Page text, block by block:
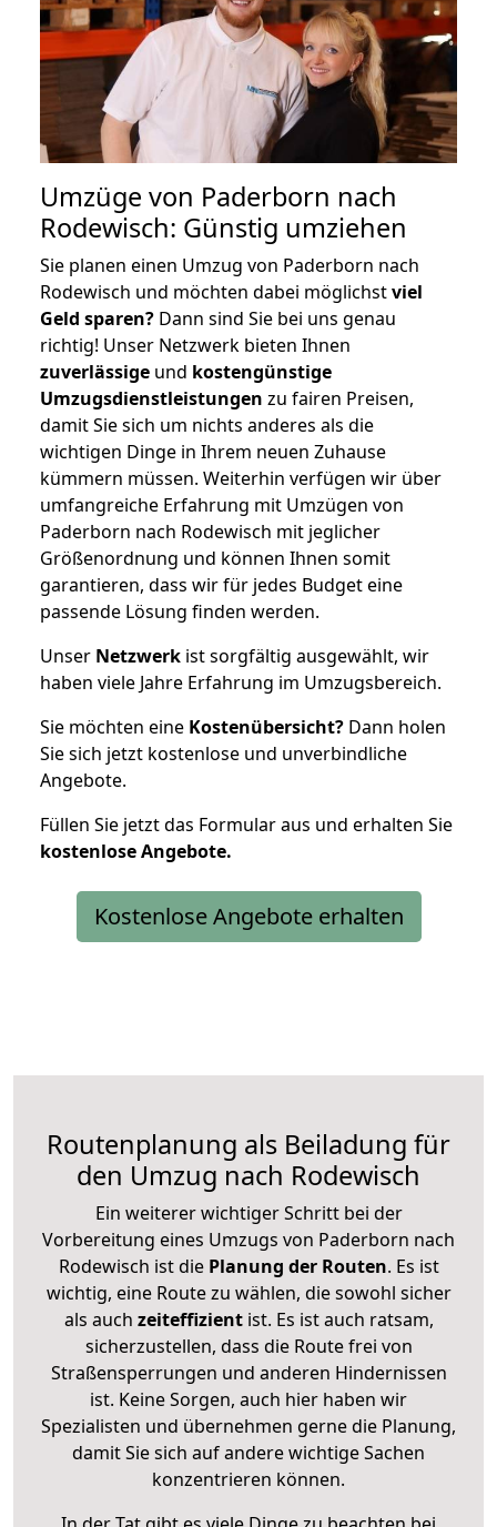
Umzüge von Paderborn nach
Rodewisch: Günstig umziehen
Sie planen einen Umzug von Paderborn nach
Rodewisch und möchten dabei möglichstviel
Geld sparen? Dann sind Sie bei uns genau
richtig! Unser Netzwerk bieten Ihnen
zuverlässige und kostengünstige
Umzugsdienstleistungen zu fairen Preisen,
damit Sie sich um nichts anderes als die
wichtigen Dinge in Ihrem neuen Zuhause
kümmern müssen. Weiterhin verfügen wir über
umfangreiche Erfahrung mit Umzügen von
Paderborn nach Rodewisch mit jeglicher
Größenordnung und können Ihnen somit
garantieren, dass wir für jedes Budget eine
passende Lösung finden werden.
Unser Netzwerk ist sorgfältig ausgewählt, wir
haben viele Jahre Erfahrung im Umzugsbereich.
Sie möchten eine Kostenübersicht? Dann holen
Sie sich jetzt kostenlose und unverbindliche
Angebote.
Füllen Sie jetzt das Formular aus und erhalten Sie
kostenloseAngebote.
Kostenlose Angebote erhalten
Routenplanung als Beiladung für
den Umzug nach Rodewisch
Ein weiterer wichtiger Schritt bei der
Vorbereitung eines Umzugs von Paderborn nach
Rodewisch ist diePlanung der Routen. Es ist
wichtig, eine Route zu wählen, die sowohl sicher
als auch zeiteffizientist. Es ist auch ratsam,
sicherzustellen, dass die Route frei von
Straßensperrungen und anderen Hindernissen
ist. Keine Sorgen, auch hier haben wir
Spezialisten und übernehmen gerne die Planung,
damit Sie sich auf andere wichtige Sachen
konzentrieren können.